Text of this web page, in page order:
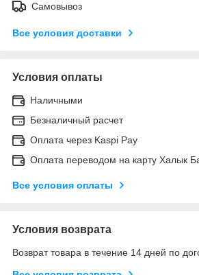
Самовывоз
Все условия доставки
Условия оплаты
Наличными
Безналичный расчет
Оплата через Kaspi Pay
Оплата переводом на карту Халык
Все условия оплаты
Условия возврата
Возврат товара в течение 14 дней по